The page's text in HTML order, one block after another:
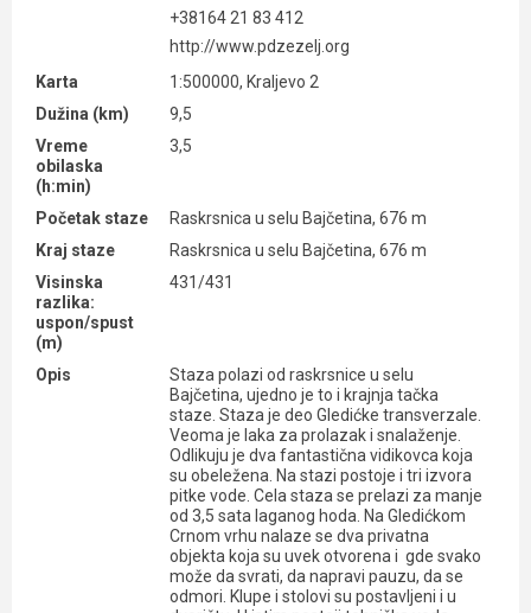
+38164 21 83 412
http://www.pdzezelj.org
Karta
1:500000, Kraljevo 2
Dužina (km)
9,5
Vreme
obilaska
(h:min)
3,5
Početak staze
Raskrsnica u selu Bajčetina, 676 m
Kraj staze
Raskrsnica u selu Bajčetina, 676 m
Visinska
razlika:
uspon/spust
(m)
431/431
Opis
Staza polazi od raskrsnice u selu
Bajčetina, ujedno je to i krajnja tačka
staze. Staza je deo Gledićke transverzale.
Veoma je laka za prolazak i snalaženje.
Odlikuju je dva fantastična vidikovca koja
su obeležena. Na stazi postoje i tri izvora
pitke vode. Cela staza se prelazi za manje
od 3,5 sata laganog hoda. Na Gledićkom
Crnom vrhu nalaze se dva privatna
objekta koja su uvek otvorena i gde svako
može da svrati, da napravi pauzu, da se
odmori. Klupe i stolovi su postavljeni i u